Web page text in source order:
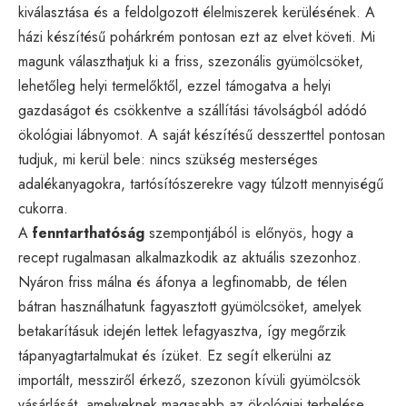
kiválasztása és a feldolgozott élelmiszerek kerülésének. A
házi készítésű pohárkrém pontosan ezt az elvet követi. Mi
magunk választhatjuk ki a friss, szezonális gyümölcsöket,
lehetőleg helyi termelőktől, ezzel támogatva a helyi
gazdaságot és csökkentve a szállítási távolságból adódó
ökológiai lábnyomot. A saját készítésű desszerttel pontosan
tudjuk, mi kerül bele: nincs szükség mesterséges
adalékanyagokra, tartósítószerekre vagy túlzott mennyiségű
cukorra.
A fenntarthatóság szempontjából is előnyös, hogy a
recept rugalmasan alkalmazkodik az aktuális szezonhoz.
Nyáron friss málna és áfonya a legfinomabb, de télen
bátran használhatunk fagyasztott gyümölcsöket, amelyek
betakarításuk idején lettek lefagyasztva, így megőrzik
tápanyagtartalmukat és ízüket. Ez segít elkerülni az
importált, messziről érkező, szezonon kívüli gyümölcsök